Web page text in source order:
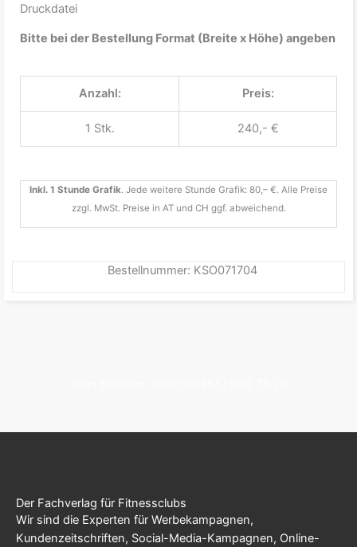
Druckdatei
Bitte bei der Bestellung Format (Breite x Höhe) angeben
Anzahl: Preis:
1 Stk. 240,- €
Inkl. 1 Stunde Grafik. Jede weitere Stunde Grafik: 80,– €. Alle Preise
zzgl. MwSt. Preise in AT und CH ggf. abweichend.
Bestellnummer: KSO071704
Der Fachverlag für Fitnessclubs
Wir sind die Experten für Werbekampagnen,
Kundenzeitschriften, Social-Media-Kampagnen, Online-